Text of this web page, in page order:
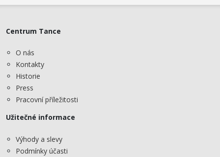
Centrum Tance
O nás
Kontakty
Historie
Press
Pracovní příležitosti
Užitečné informace
Výhody a slevy
Podmínky účasti